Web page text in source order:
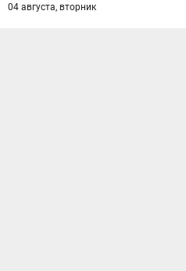
04 августа, вторник